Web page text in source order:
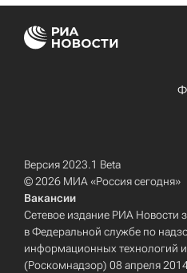
Версия 2023.1 Beta
© 2026 МИА «Россия сегодня»
Вакансии
Сетевое издание РИА Новости
в Федеральной службе по
информационных технологий
(Роскомнадзор) 08 апреля